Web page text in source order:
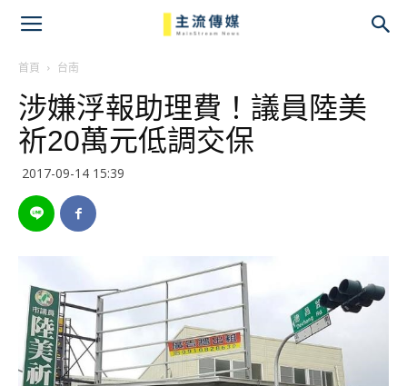
首頁 台南
涉嫌浮報助理費！議員陸美
祈20萬元低調交保
2017-09-14 15:39